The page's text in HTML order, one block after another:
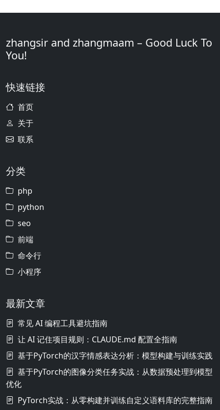
zhangsir and zhangmaam – Good Luck To
You!
快速链接
首页
关于
联系
分类
php
python
seo
前端
命令行
小程序
最新文章
常见 AI 编程工具避坑指南
让 AI 记住项目规则：CLAUDE.md 配置全指南
基于PyTorch的汉字情感表达分析：模型构建与训练实践
基于PyTorch的图像分类任务实战：从数据预处理到模型
优化
PyTorch实战：从零构建并训练自定义语料库的完整指南